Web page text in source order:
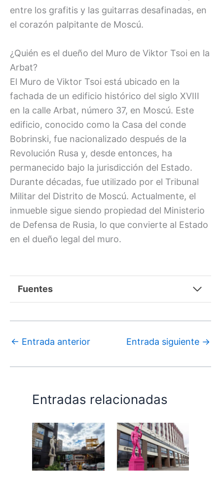
entre los grafitis y las guitarras desafinadas, en
el corazón palpitante de Moscú.
¿Quién es el dueño del Muro de Viktor Tsoi en la
Arbat?
El Muro de Viktor Tsoi está ubicado en la
fachada de un edificio histórico del siglo XVIII
en la calle Arbat, número 37, en Moscú. Este
edificio, conocido como la Casa del conde
Bobrinski, fue nacionalizado después de la
Revolución Rusa y, desde entonces, ha
permanecido bajo la jurisdicción del Estado.
Durante décadas, fue utilizado por el Tribunal
Militar del Distrito de Moscú. Actualmente, el
inmueble sigue siendo propiedad del Ministerio
de Defensa de Rusia, lo que convierte al Estado
en el dueño legal del muro.
Fuentes
← Entrada anterior Entrada siguiente →
Entradas relacionadas